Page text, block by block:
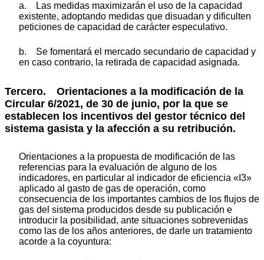
a. Las medidas maximizarán el uso de la capacidad
existente, adoptando medidas que disuadan y dificulten
peticiones de capacidad de carácter especulativo.
b. Se fomentará el mercado secundario de capacidad y
en caso contrario, la retirada de capacidad asignada.
Tercero. Orientaciones a la modificación de la
Circular 6/2021, de 30 de junio, por la que se
establecen los incentivos del gestor técnico del
sistema gasista y la afección a su retribución.
Orientaciones a la propuesta de modificación de las
referencias para la evaluación de alguno de los
indicadores, en particular al indicador de eficiencia «I3»
aplicado al gasto de gas de operación, como
consecuencia de los importantes cambios de los flujos de
gas del sistema producidos desde su publicación e
introducir la posibilidad, ante situaciones sobrevenidas
como las de los años anteriores, de darle un tratamiento
acorde a la coyuntura: